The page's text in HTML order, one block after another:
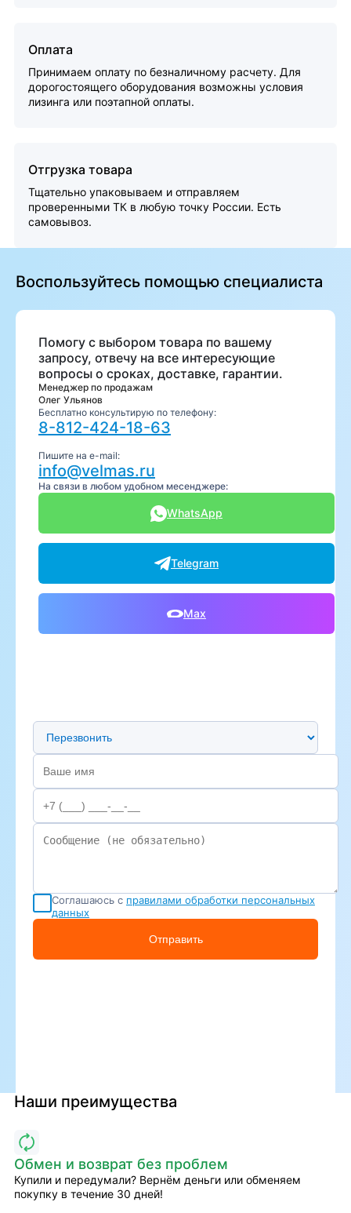
Оплата
Принимаем оплату по безналичному расчету. Для
дорогостоящего оборудования возможны условия
лизинга или поэтапной оплаты.
Отгрузка товара
Тщательно упаковываем и отправляем
проверенными ТК в любую точку России. Есть
самовывоз.
Воспользуйтесь помощью специалиста
Помогу с выбором товара по вашему
запросу, отвечу на все интересующие
вопросы о сроках, доставке, гарантии.
Менеджер по продажам
Олег Ульянов
Бесплатно консультирую по телефону:
8-812-424-18-63
Пишите на e-mail:
info@velmas.ru
На связи в любом удобном месенджере:
WhatsApp
Telegram
Max
Предпочтительный способ связи
Соглашаюсь с правилами обработки персональных
данных
Отправить
Наши преимущества
Обмен и возврат без проблем
Купили и передумали? Вернём деньги или обменяем
покупку в течение 30 дней!